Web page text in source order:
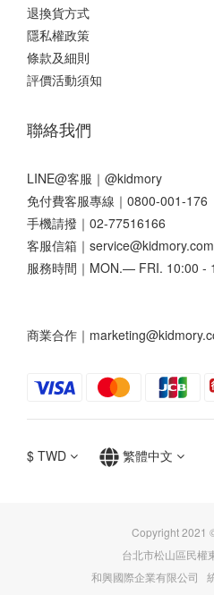
退換貨方式
隱私權政策
條款及細則
評價活動須知
聯絡我們
LINE@客服｜ @kidmory
免付費客服專線｜0800-001-176
手機請撥｜02-77516166
客服信箱｜
服務時間｜MON.— FRI. 10:00 -
商業合作｜
$ TWD 繁體中文
Copyright 2021
台北市松山區民權
和興國際企業有限公司